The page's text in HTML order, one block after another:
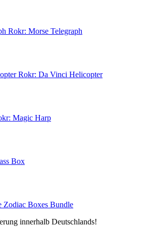
Rokr: Morse Telegraph
Rokr: Da Vinci Helicopter
Magic Harp
Box
Zodiac Boxes Bundle
innerhalb Deutschlands!